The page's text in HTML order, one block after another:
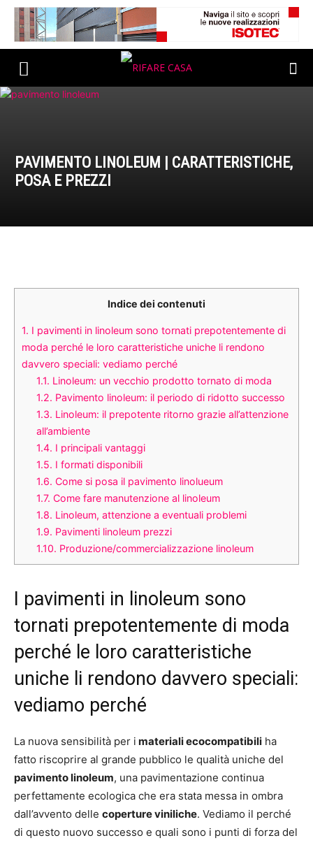
PAVIMENTO LINOLEUM | CARATTERISTICHE,
POSA E PREZZI
Indice dei contenuti
1. I pavimenti in linoleum sono tornati prepotentemente di
moda perché le loro caratteristiche uniche li rendono
davvero speciali: vediamo perché
1.1. Linoleum: un vecchio prodotto tornato di moda
1.2. Pavimento linoleum: il periodo di ridotto successo
1.3. Linoleum: il prepotente ritorno grazie all’attenzione
all’ambiente
1.4. I principali vantaggi
1.5. I formati disponibili
1.6. Come si posa il pavimento linolueum
1.7. Come fare manutenzione al linoleum
1.8. Linoleum, attenzione a eventuali problemi
1.9. Pavimenti linoleum prezzi
1.10. Produzione/commercializzazione linoleum
I pavimenti in linoleum sono
tornati prepotentemente di moda
perché le loro caratteristiche
uniche li rendono davvero speciali:
vediamo perché
La nuova sensibilità per i materiali ecocompatibili ha
fatto riscoprire al grande pubblico le qualità uniche del
pavimento linoleum, una pavimentazione continua
perfettamente ecologica che era stata messa in ombra
dall’avvento delle coperture viniliche. Vediamo il perché
di questo nuovo successo e quali sono i punti di forza del